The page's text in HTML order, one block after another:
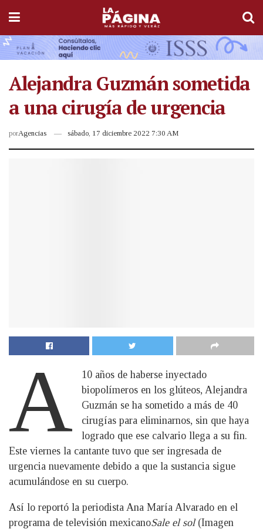
Alejandra Guzmán sometida
a una cirugía de urgencia
porAgencias sábado, 17 diciembre 2022 7:30 AM
A
10 años de haberse inyectado
biopolímeros en los glúteos, Alejandra
Guzmán se ha sometido a más de 40
cirugías para eliminarnos, sin que haya
logrado que ese calvario llega a su fin.
Este viernes la cantante tuvo que ser ingresada de
urgencia nuevamente debido a que la sustancia sigue
acumulándose en su cuerpo.
Así lo reportó la periodista Ana María Alvarado en el
programa de televisión mexicanoSale el sol (Imagen